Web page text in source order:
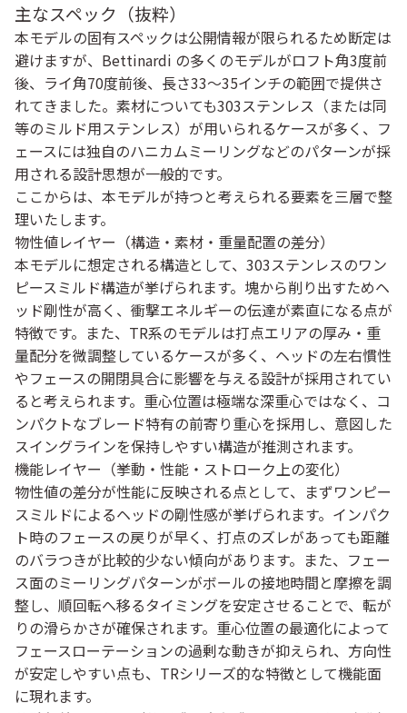
主なスペック（抜粋）
本モデルの固有スペックは公開情報が限られるため断定は
避けますが、Bettinardi の多くのモデルがロフト角3度前
後、ライ角70度前後、長さ33〜35インチの範囲で提供さ
れてきました。素材についても303ステンレス（または同
等のミルド用ステンレス）が用いられるケースが多く、フ
ェースには独自のハニカムミーリングなどのパターンが採
用される設計思想が一般的です。
ここからは、本モデルが持つと考えられる要素を三層で整
理いたします。
物性値レイヤー（構造・素材・重量配置の差分）
本モデルに想定される構造として、303ステンレスのワン
ピースミルド構造が挙げられます。塊から削り出すためヘ
ッド剛性が高く、衝撃エネルギーの伝達が素直になる点が
特徴です。また、TR系のモデルは打点エリアの厚み・重
量配分を微調整しているケースが多く、ヘッドの左右慣性
やフェースの開閉具合に影響を与える設計が採用されてい
ると考えられます。重心位置は極端な深重心ではなく、コ
ンパクトなブレード特有の前寄り重心を採用し、意図した
スイングラインを保持しやすい構造が推測されます。
機能レイヤー（挙動・性能・ストローク上の変化）
物性値の差分が性能に反映される点として、まずワンピー
スミルドによるヘッドの剛性感が挙げられます。インパク
ト時のフェースの戻りが早く、打点のズレがあっても距離
のバラつきが比較的少ない傾向があります。また、フェー
ス面のミーリングパターンがボールの接地時間と摩擦を調
整し、順回転へ移るタイミングを安定させることで、転が
りの滑らかさが確保されます。重心位置の最適化によって
フェースローテーションの過剰な動きが抑えられ、方向性
が安定しやすい点も、TRシリーズ的な特徴として機能面
に現れます。